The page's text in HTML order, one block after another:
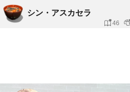
シン・アスカセラ
46